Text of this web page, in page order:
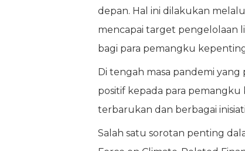
depan. Hal ini dilakukan
mencapai target pengelolaan
bagi para pemangku
Di tengah masa pandemi
positif kepada para
terbarukan dan berbagai
Salah satu sorotan penting